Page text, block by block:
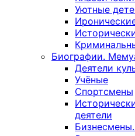
Уютные
Биографии.
Деятели
Учёные
Спортсмены
деятели